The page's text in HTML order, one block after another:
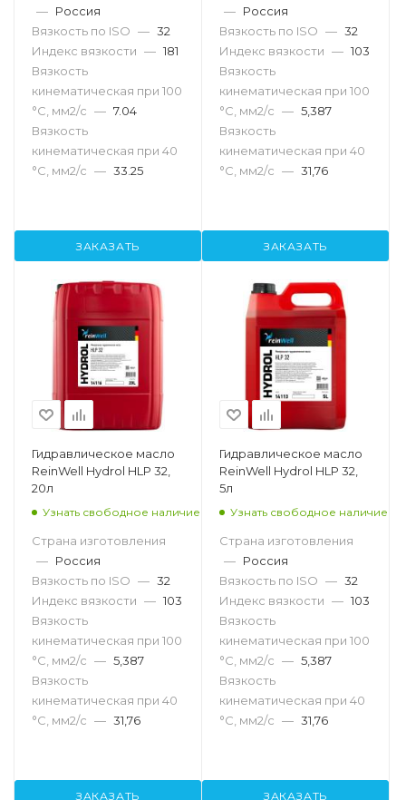
— Россия
Вязкость по ISO — 32
Индекс вязкости — 181
Вязкость
кинематическая при 100
°С, мм2/с — 7.04
Вязкость
кинематическая при 40
°С, мм2/с — 33.25
ЗАКАЗАТЬ
— Россия
Вязкость по ISO — 32
Индекс вязкости — 103
Вязкость
кинематическая при 100
°С, мм2/с — 5,387
Вязкость
кинематическая при 40
°С, мм2/с — 31,76
ЗАКАЗАТЬ
Гидравлическое масло
ReinWell Hydrol HLP 32,
20л
Узнать свободное наличие
Страна изготовления
— Россия
Вязкость по ISO — 32
Индекс вязкости — 103
Вязкость
кинематическая при 100
°С, мм2/с — 5,387
Вязкость
кинематическая при 40
°С, мм2/с — 31,76
ЗАКАЗАТЬ
Гидравлическое масло
ReinWell Hydrol HLP 32,
5л
Узнать свободное наличие
Страна изготовления
— Россия
Вязкость по ISO — 32
Индекс вязкости — 103
Вязкость
кинематическая при 100
°С, мм2/с — 5,387
Вязкость
кинематическая при 40
°С, мм2/с — 31,76
ЗАКАЗАТЬ